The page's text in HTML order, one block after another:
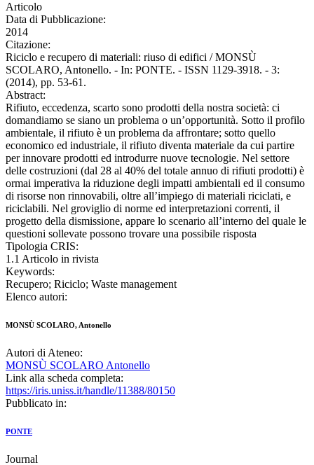
Articolo
Data di Pubblicazione:
2014
Citazione:
Riciclo e recupero di materiali: riuso di edifici / MONSÙ
SCOLARO, Antonello. - In: PONTE. - ISSN 1129-3918. - 3:
(2014), pp. 53-61.
Abstract:
Rifiuto, eccedenza, scarto sono prodotti della nostra società: ci
domandiamo se siano un problema o un’opportunità. Sotto il profilo
ambientale, il rifiuto è un problema da affrontare; sotto quello
economico ed industriale, il rifiuto diventa materiale da cui partire
per innovare prodotti ed introdurre nuove tecnologie. Nel settore
delle costruzioni (dal 28 al 40% del totale annuo di rifiuti prodotti) è
ormai imperativa la riduzione degli impatti ambientali ed il consumo
di risorse non rinnovabili, oltre all’impiego di materiali riciclati, e
riciclabili. Nel groviglio di norme ed interpretazioni correnti, il
progetto della dismissione, appare lo scenario all’interno del quale le
questioni sollevate possono trovare una possibile risposta
Tipologia CRIS:
1.1 Articolo in rivista
Keywords:
Recupero; Riciclo; Waste management
Elenco autori:
MONSÙ SCOLARO, Antonello
Autori di Ateneo:
MONSÙ SCOLARO Antonello
Link alla scheda completa:
https://iris.uniss.it/handle/11388/80150
Pubblicato in:
PONTE
Journal